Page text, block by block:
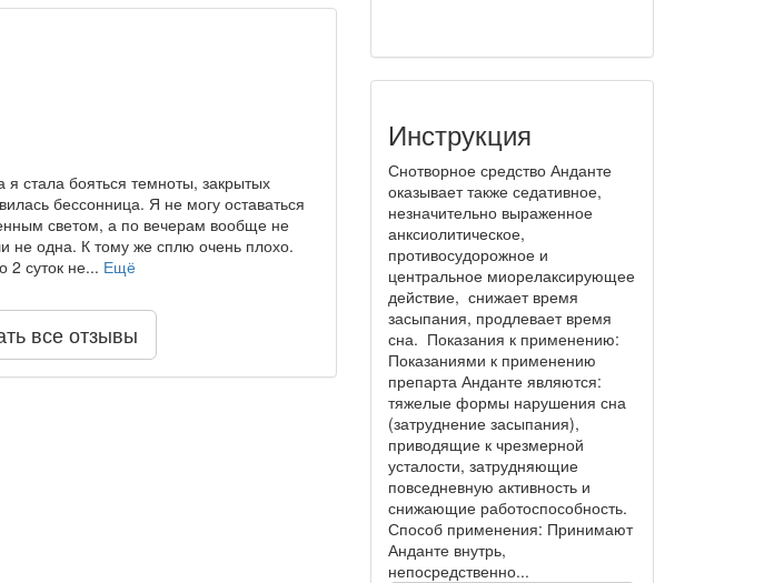
я стала бояться темноты, закрытых
бессонница. Я не могу оставаться
светом, а по вечерам вообще не
не одна. К тому же сплю очень плохо.
2 суток не... Ещё
все отзывы
Инструкция
Снотворное средство Анданте
оказывает также седативное,
незначительно выраженное
анксиолитическое,
противосудорожное и
центральное миорелаксирующее
действие, снижает время
засыпания, продлевает время
сна. Показания к применению:
Показаниями к применению
препарта Анданте являются:
тяжелые формы нарушения сна
(затруднение засыпания),
приводящие к чрезмерной
усталости, затрудняющие
повседневную активность и
снижающие работоспособность.
Способ применения: Принимают
Анданте внутрь,
непосредственно...